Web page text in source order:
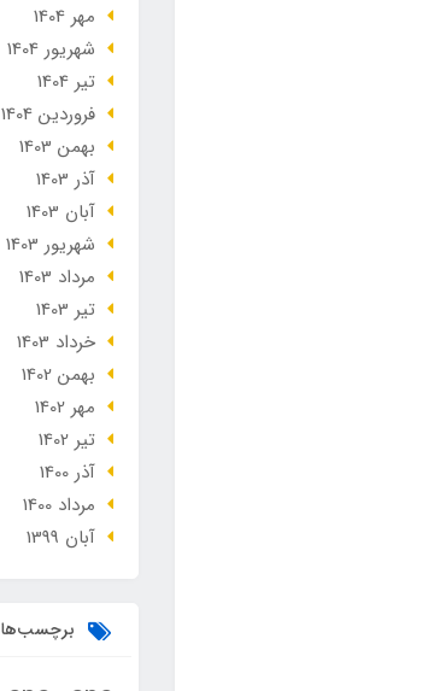
مهر 1404
شهریور 1404
تير 1404
فروردین 1404
بهمن 1403
آذر 1403
آبان 1403
شهریور 1403
مرداد 1403
تير 1403
خرداد 1403
بهمن 1402
مهر 1402
تير 1402
آذر 1400
مرداد 1400
آبان 1399
برچسب‌ها